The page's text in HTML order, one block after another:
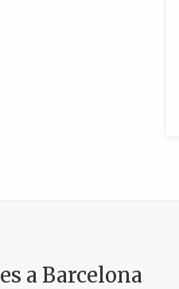
a Barcelona